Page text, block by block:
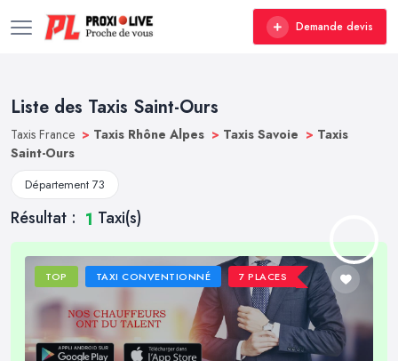
Demande devis
Liste des Taxis Saint-Ours
Taxis France > Taxis Rhône Alpes > Taxis Savoie > Taxis
Saint-Ours
Département 73
Résultat : 1 Taxi(s)
TOP TAXI CONVENTIONNÉ 7 PLACES